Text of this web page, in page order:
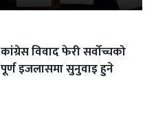
कांग्रेस विवाद फेरी सर्वोच्चको
पूर्ण इजलासमा सुनुवाइ हुने